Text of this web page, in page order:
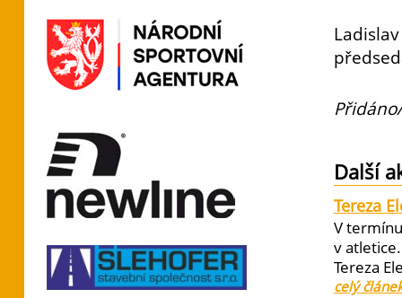
Další
Tereza
V
v
Tereza
celý